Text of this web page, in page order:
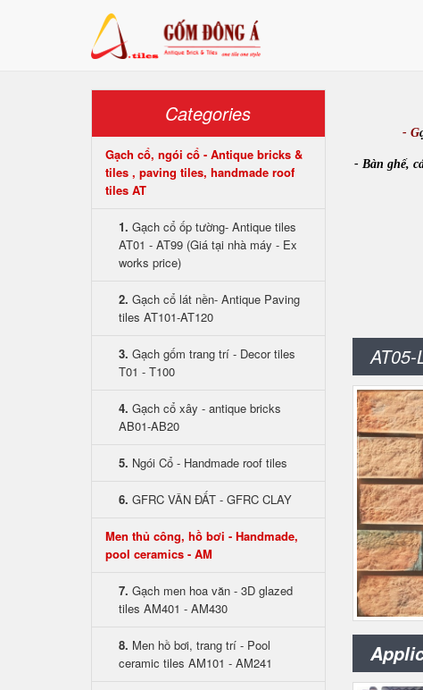
Categories
Gạch cổ, ngói cổ - Antique bricks &
tiles , paving tiles, handmade roof
tiles AT
1. Gạch cổ ốp tường- Antique tiles
AT01 - AT99 (Giá tại nhà máy - Ex
works price)
2. Gạch cổ lát nền- Antique Paving
tiles AT101-AT120
3. Gạch gốm trang trí - Decor tiles
T01 - T100
4. Gạch cổ xây - antique bricks
AB01-AB20
5. Ngói Cổ - Handmade roof tiles
6. GFRC VÂN ĐẤT - GFRC CLAY
Men thủ công, hồ bơi - Handmade,
pool ceramics - AM
7. Gạch men hoa văn - 3D glazed
tiles AM401 - AM430
8. Men hồ bơi, trang trí - Pool
ceramic tiles AM101 - AM241
- G
- Bàn ghế,